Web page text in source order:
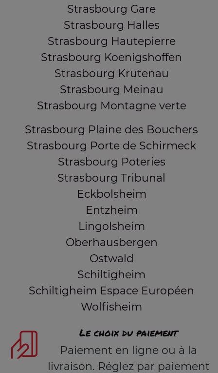
Strasbourg Gare
Strasbourg Halles
Strasbourg Hautepierre
Strasbourg Koenigshoffen
Strasbourg Krutenau
Strasbourg Meinau
Strasbourg Montagne verte
Strasbourg Plaine des Bouchers
Strasbourg Porte de Schirmeck
Strasbourg Poteries
Strasbourg Tribunal
Eckbolsheim
Entzheim
Lingolsheim
Oberhausbergen
Ostwald
Schiltigheim
Schiltigheim Espace Européen
Wolfisheim
Le choix du paiement
Paiement en ligne ou à la
livraison. Réglez par paiement